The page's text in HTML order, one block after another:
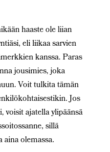
haaste ole liian
eli liikaa sarvien
kanssa. Paras
jousimies, joka
Voit tulkita tämän
Jos
voisit ajatella ylipäänsä
sillä
olemassa.